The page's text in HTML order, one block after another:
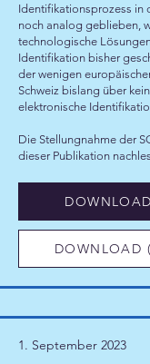
Identifikationsprozess in
noch analog geblieben,
technologische
Identifikation bisher
der wenigen
Schweiz bislang über
elektronische
Die Stellungnahme der
dieser Publikation
DOWNLOAD
1. September 2023